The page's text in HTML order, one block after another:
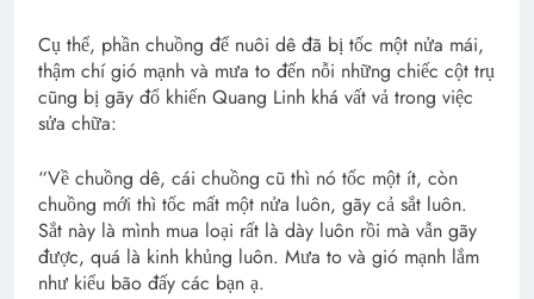
Cụ thể, phần chuồng để nuôi dê đã bị tốc một nửa mái,
thậm chí gió mạnh và mưa to đến nỗi những chiếc cột trụ
cũng bị gãy đổ khiến Quang Linh khá vất vả trong việc
sửa chữa:
“Về chuồng dê, cái chuồng cũ thì nó tốc một ít, còn
chuồng mới thì tốc mất một nửa luôn, gãy cả sắt luôn.
Sắt này là mình mua loại rất là dày luôn rồi mà vẫn gãy
được, quá là kinh khủng luôn. Mưa to và gió mạnh lắm
như kiểu bão đấy các bạn ạ.